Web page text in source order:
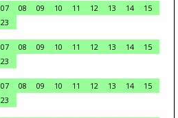
07 08 09 10 11 12 13 14
15
23
07 08 09 10 11 12 13 14
15
23
07 08 09 10 11 12 13 14
15
23